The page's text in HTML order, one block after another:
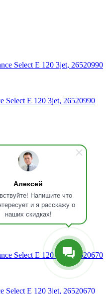
Алексей
Напишите что
и я расскажу о
наших скидках!
Select E 120 3jet, 26520990
Select E 120 3jet, 26520670